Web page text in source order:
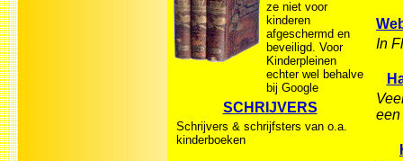
ze niet voor
kinderen
afgeschermd en
beveiligd. Voor
Kinderpleinen
echter wel behalve
bij Google
SCHRIJVERS
Schrijvers & schrijfsters van o.a.
kinderboeken
In
een